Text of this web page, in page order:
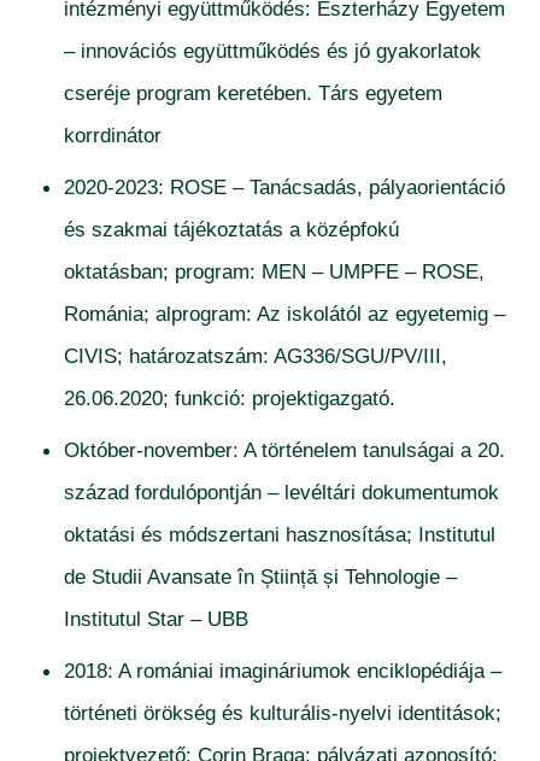
intézményi együttműködés: Eszterházy Egyetem
– innovációs együttműködés és jó gyakorlatok
cseréje program keretében. Társ egyetem
korrdinátor
2020-2023: ROSE – Tanácsadás, pályaorientáció
és szakmai tájékoztatás a középfokú
oktatásban; program: MEN – UMPFE – ROSE,
Románia; alprogram: Az iskolától az egyetemig –
CIVIS; határozatszám: AG336/SGU/PV/III,
26.06.2020; funkció: projektigazgató.
Október-november: A történelem tanulságai a 20.
század fordulópontján – levéltári dokumentumok
oktatási és módszertani hasznosítása; Institutul
de Studii Avansate în Știință și Tehnologie –
Institutul Star – UBB
2018: A romániai imagináriumok enciklopédiája –
történeti örökség és kulturális-nyelvi identitások;
projektvezető: Corin Braga; pályázati azonosító: